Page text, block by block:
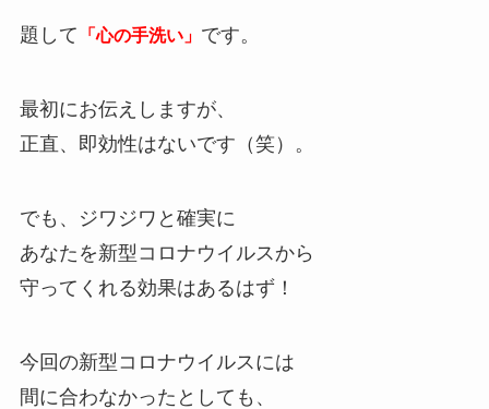
題して 「心の手洗い」 です。
最初にお伝えしますが、
正直、即効性はないです（笑）。
でも、ジワジワと確実に
あなたを新型コロナウイルスから
守ってくれる効果はあるはず！
今回の新型コロナウイルスには
間に合わなかったとしても、